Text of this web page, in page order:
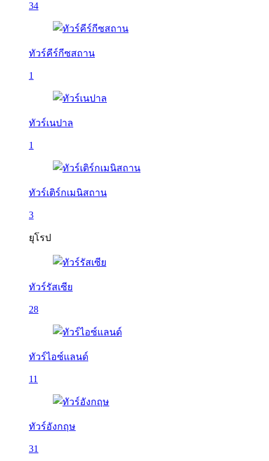
34
ทัวร์คีร์กีซสถาน
1
ทัวร์เนปาล
1
ทัวร์เติร์กเมนิสถาน
3
ยุโรป
ทัวร์รัสเซีย
28
ทัวร์ไอซ์แลนด์
11
ทัวร์อังกฤษ
31